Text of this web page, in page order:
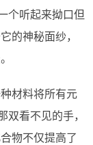
个听起来拗口但
的神秘面纱，
材料将所有元
双看不见的手，
物不仅提高了